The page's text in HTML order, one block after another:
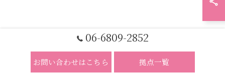
06-6809-2852
お問い合わせはこちら 拠点一覧